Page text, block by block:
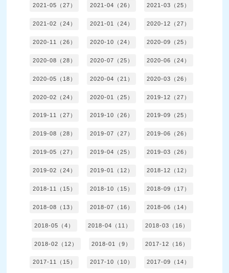
2021-05（27） 2021-04（26） 2021-03（25）
2021-02（24） 2021-01（24） 2020-12（27）
2020-11（26） 2020-10（24） 2020-09（25）
2020-08（28） 2020-07（25） 2020-06（24）
2020-05（18） 2020-04（21） 2020-03（26）
2020-02（24） 2020-01（25） 2019-12（27）
2019-11（27） 2019-10（26） 2019-09（25）
2019-08（28） 2019-07（27） 2019-06（26）
2019-05（27） 2019-04（25） 2019-03（26）
2019-02（24） 2019-01（12） 2018-12（12）
2018-11（15） 2018-10（15） 2018-09（17）
2018-08（13） 2018-07（16） 2018-06（14）
2018-05（4） 2018-04（11） 2018-03（16）
2018-02（12） 2018-01（9） 2017-12（16）
2017-11（15） 2017-10（10） 2017-09（14）